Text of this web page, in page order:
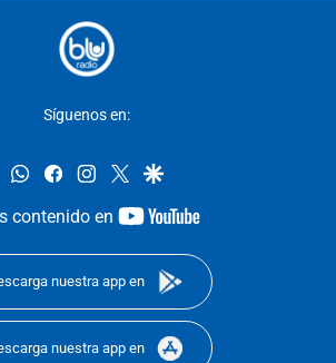
Síguenos en:
whatsappfacebookinstagram
twittergoogle
contenido en
youtube-
nuestra app en
nuestra app en